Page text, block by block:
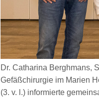
Dr. Catharina Berghmans,
Gefäßchirurgie im Marien
(3. v. l.) informierte